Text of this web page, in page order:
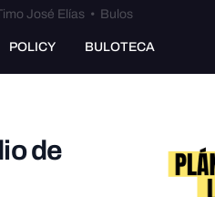
José Elías• Bulos
POLICY BULOTECA
de